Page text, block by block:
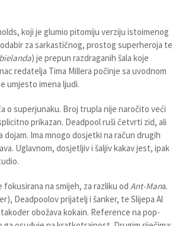
koji je glumio pitomiju verziju istoimenog
za sarkastičnog, prostog superheroja te
) je prepun razdraganih šala koje
redatelja Tima Millera počinje sa uvodnom
umjesto imena ljudi.
o superjunaku. Broj trupla nije naročito veći
prikazan. Deadpool ruši četvrti zid, ali
Ima mnogo dosjetki na račun drugih
Uglavnom, dosjetljiv i šaljiv kakav jest, ipak
fokusirana na smijeh, za razliku od Ant-Mana.
Deadpoolov prijatelj i šanker, te Slijepa Al
obožava kokain. Reference na pop-